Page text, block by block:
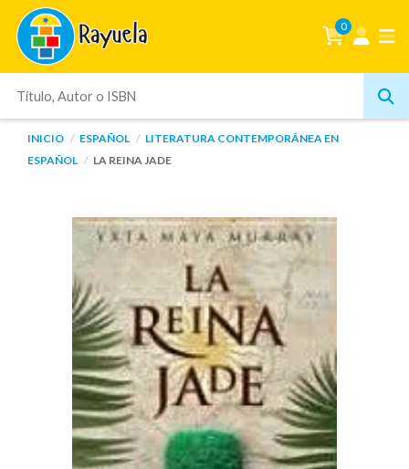
0
INICIO ESPAÑOL
LITERATURA CONTEMPORÁNEA EN
ESPAÑOL
LA REINA JADE